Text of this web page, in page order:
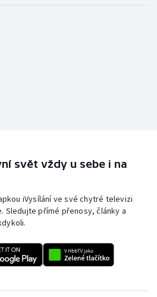
svět vždy u sebe i na
iVysílání ve své chytré televizi
Sledujte přímé přenosy, články a